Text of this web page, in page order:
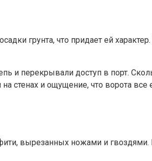
грунта, что придает ей
и перекрывали доступ в порт.
стенах и ощущение, что ворота
вырезанных ножами и